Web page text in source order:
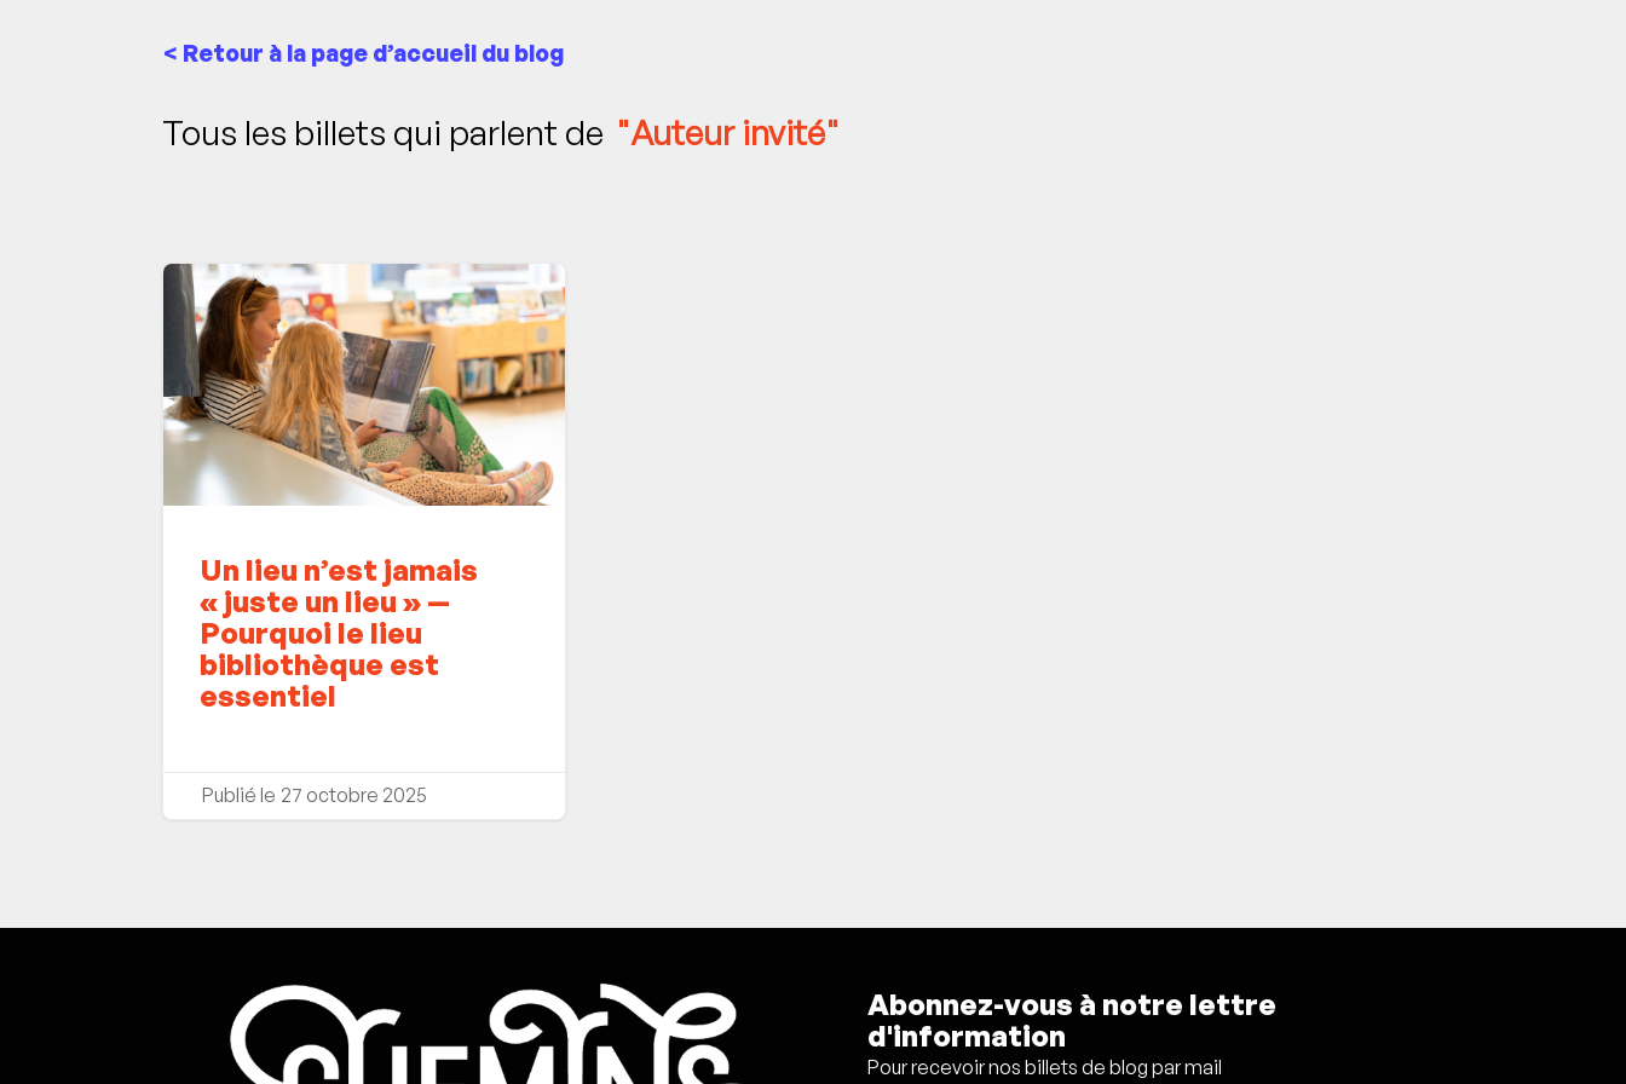
< Retour à la page d’accueil du blog
Tous les billets qui parlent de "Auteur invité"
Un lieu n’est jamais
« juste un lieu » —
Pourquoi le lieu
bibliothèque est
essentiel
27 octobre 2025
Abonnez-vous à notre lettre
d'information
Pour recevoir nos billets de blog par mail